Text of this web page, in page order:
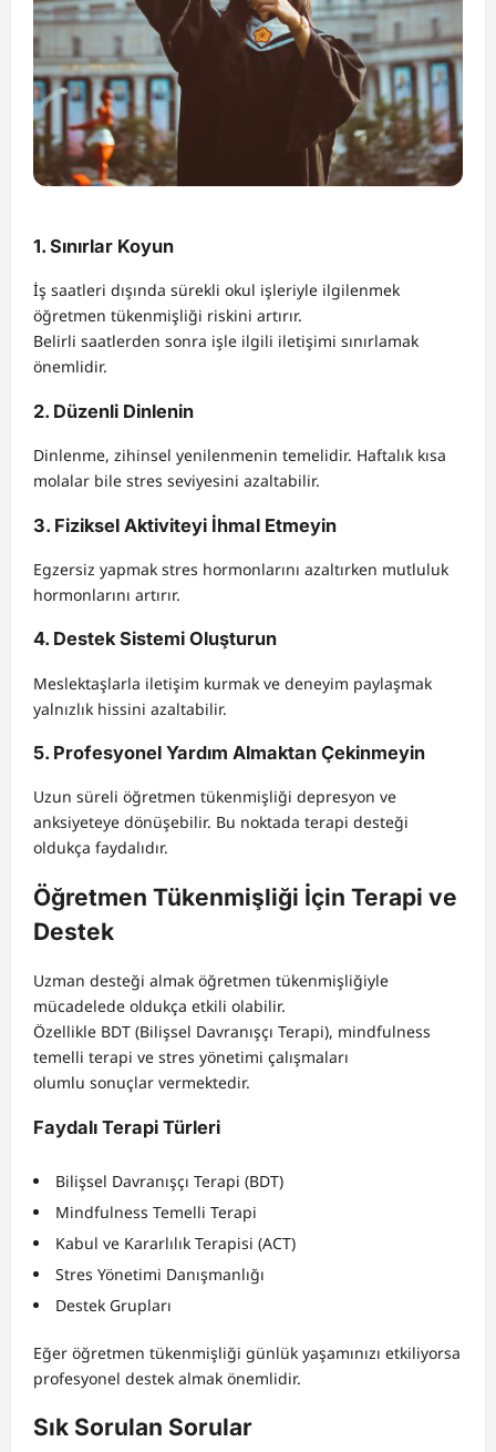
1. Sınırlar Koyun
İş saatleri dışında sürekli okul işleriyle ilgilenmek
öğretmen tükenmişliği riskini artırır.
Belirli saatlerden sonra işle ilgili iletişimi sınırlamak
önemlidir.
2. Düzenli Dinlenin
Dinlenme, zihinsel yenilenmenin temelidir. Haftalık kısa
molalar bile stres seviyesini azaltabilir.
3. Fiziksel Aktiviteyi İhmal Etmeyin
Egzersiz yapmak stres hormonlarını azaltırken mutluluk
hormonlarını artırır.
4. Destek Sistemi Oluşturun
Meslektaşlarla iletişim kurmak ve deneyim paylaşmak
yalnızlık hissini azaltabilir.
5. Profesyonel Yardım Almaktan Çekinmeyin
Uzun süreli öğretmen tükenmişliği depresyon ve
anksiyeteye dönüşebilir. Bu noktada terapi desteği
oldukça faydalıdır.
Öğretmen Tükenmişliği İçin Terapi ve
Destek
Uzman desteği almak öğretmen tükenmişliğiyle
mücadelede oldukça etkili olabilir.
Özellikle BDT (Bilişsel Davranışçı Terapi), mindfulness
temelli terapi ve stres yönetimi çalışmaları
olumlu sonuçlar vermektedir.
Faydalı Terapi Türleri
Bilişsel Davranışçı Terapi (BDT)
Mindfulness Temelli Terapi
Kabul ve Kararlılık Terapisi (ACT)
Stres Yönetimi Danışmanlığı
Destek Grupları
Eğer öğretmen tükenmişliği günlük yaşamınızı etkiliyorsa
profesyonel destek almak önemlidir.
Sık Sorulan Sorular